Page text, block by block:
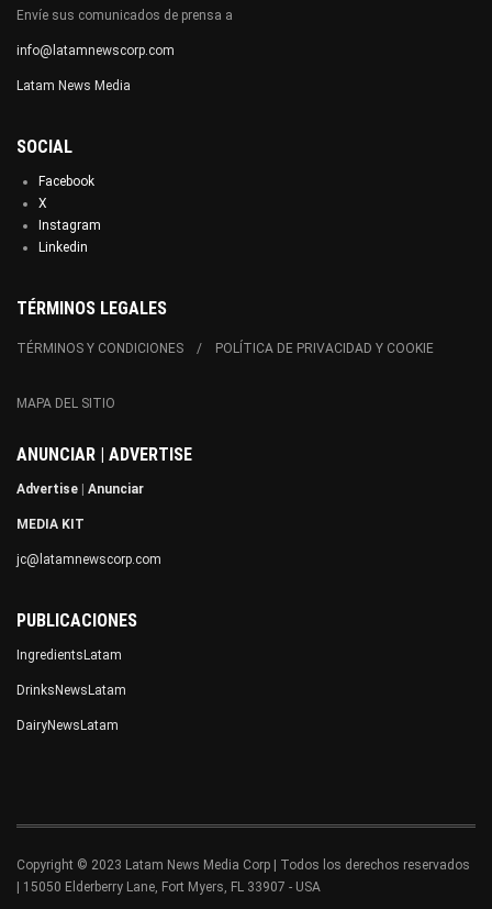
Envíe sus comunicados de prensa a
info@latamnewscorp.com
Latam News Media
SOCIAL
Facebook
X
Instagram
Linkedin
TÉRMINOS LEGALES
TÉRMINOS Y CONDICIONES POLÍTICA DE PRIVACIDAD Y COOKIE
MAPA DEL SITIO
ANUNCIAR | ADVERTISE
Advertise Anunciar
MEDIA KIT
jc@latamnewscorp.com
PUBLICACIONES
IngredientsLatam
DrinksNewsLatam
DairyNewsLatam
Copyright © 2023 Latam News Media Corp | Todos los derechos reservados
| 15050 Elderberry Lane, Fort Myers, FL 33907 - USA